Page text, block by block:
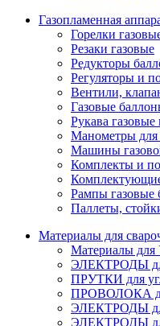
Газопламенная
Горелки
Резаки газовые
Редукторы
Регуляторы и
Вентили,
Газовые
Рукава
Манометры для
Машины
Комплекты и
Комплектующие
Рампы газовые
Паллеты,
Материалы для
Материалы
ЭЛЕКТРОДЫ
ПРУТКИ для
ПРОВОЛОКА
ЭЛЕКТРОДЫ
ЭЛЕКТРОДЫ